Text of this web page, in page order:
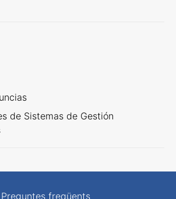
de Sistemas de Gestión
Preguntes freqüents